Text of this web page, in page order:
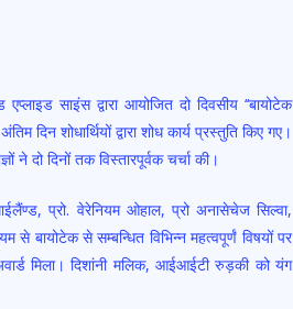
साइंस द्वारा आयोजित दो दिवसीय ‘‘बायोटेक
दिन शोधार्थियों द्वारा शोध कार्य प्रस्तुति किए गए।
ने दो दिनों तक विस्तारपूर्वक चर्चा की।
प्रो. वेरेनियम ओहाल, प्रो अनासेचेज सिल्वा,
से बायोटेक से सम्बन्धित विभिन्न महत्वपूर्णं विषयों पर
मिला। दिशांनी मलिक, आईआईटी रुड़की को यंग